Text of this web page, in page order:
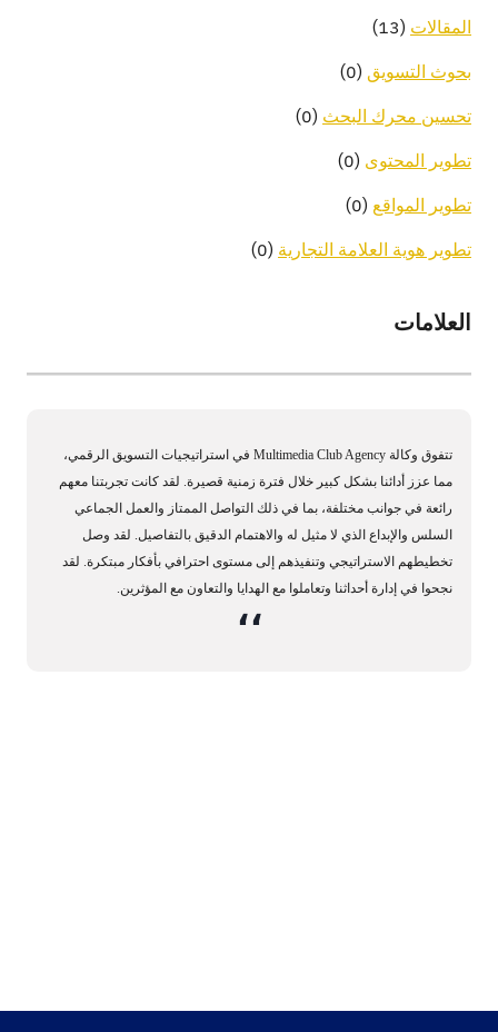
المقالات (13)
بحوث التسويق (0)
تحسين محرك البحث (0)
تطوير المحتوى (0)
تطوير المواقع (0)
تطوير هوية العلامة التجارية (0)
العلامات
تتفوق وكالة Multimedia Club Agency في استراتيجيات التسويق الرقمي،
مما عزز أدائنا بشكل كبير خلال فترة زمنية قصيرة. لقد كانت تجربتنا معهم
رائعة في جوانب مختلفة، بما في ذلك التواصل الممتاز والعمل الجماعي
السلس والإبداع الذي لا مثيل له والاهتمام الدقيق بالتفاصيل. لقد وصل
تخطيطهم الاستراتيجي وتنفيذهم إلى مستوى احترافي بأفكار مبتكرة. لقد
نجحوا في إدارة أحداثنا وتعاملوا مع الهدايا والتعاون مع المؤثرين.
،،